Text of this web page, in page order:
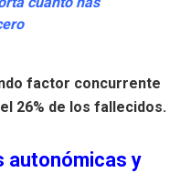
factor concurrente
26% de los fallecidos.
autonómicas y